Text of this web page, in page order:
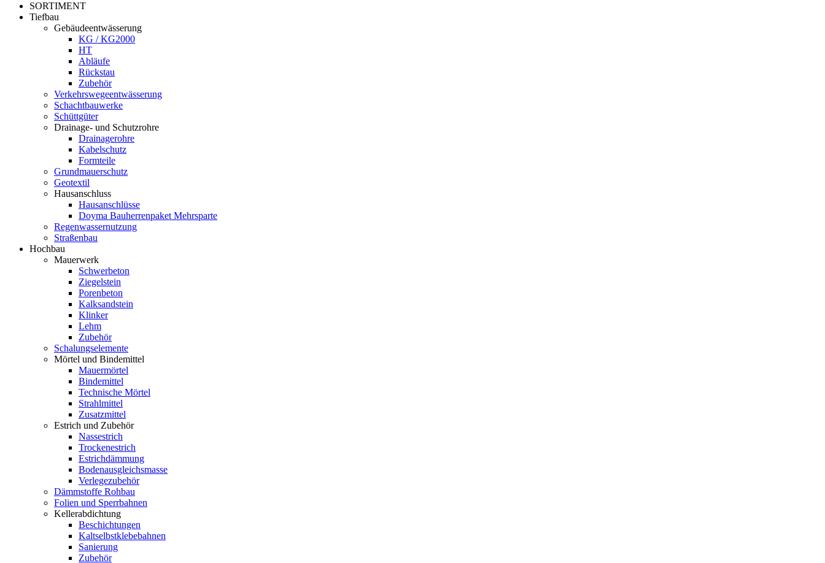
SORTIMENT
Tiefbau
Gebäudeentwässerung
KG / KG2000
HT
Abläufe
Rückstau
Zubehör
Verkehrswegeentwässerung
Schachtbauwerke
Schüttgüter
Drainage- und Schutzrohre
Drainagerohre
Kabelschutz
Formteile
Grundmauerschutz
Geotextil
Hausanschluss
Hausanschlüsse
Doyma Bauherrenpaket Mehrsparte
Regenwassernutzung
Straßenbau
Hochbau
Mauerwerk
Schwerbeton
Ziegelstein
Porenbeton
Kalksandstein
Klinker
Lehm
Zubehör
Schalungselemente
Mörtel und Bindemittel
Mauermörtel
Bindemittel
Technische Mörtel
Strahlmittel
Zusatzmittel
Estrich und Zubehör
Nassestrich
Trockenestrich
Estrichdämmung
Bodenausgleichsmasse
Verlegezubehör
Dämmstoffe Rohbau
Folien und Sperrbahnen
Kellerabdichtung
Beschichtungen
Kaltselbstklebebahnen
Sanierung
Zubehör